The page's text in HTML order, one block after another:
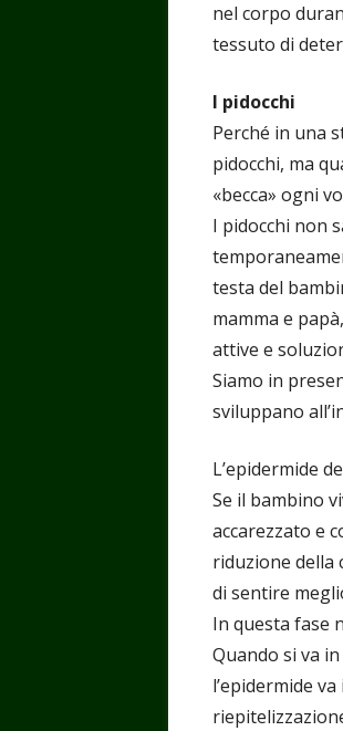
nel corpo
tessuto di
I pidocchi
Perché in una
pidocchi, ma
«becca» ogni
I pidocchi non
testa del
mamma e
attive e
Siamo in
sviluppano
L’epidermide
Se il bambino
accarezzato e
riduzione della
di sentire
In questa fase
Quando si va
l’epidermide